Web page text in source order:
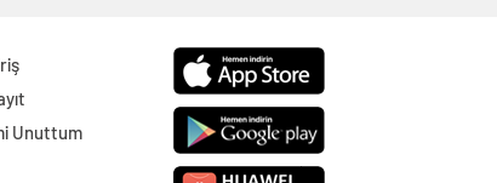
Unuttum